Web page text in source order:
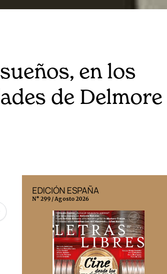
en los
de Delmore
EDICIÓN ESPAÑA
N° 299 / Agosto 2026